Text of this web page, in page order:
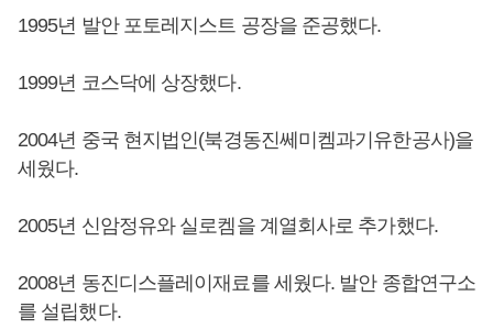
1995년 발안 포토레지스트 공장을 준공했다.
1999년 코스닥에 상장했다.
2004년 중국 현지법인(북경동진쎄미켐과기유한공사)을
세웠다.
2005년 신암정유와 실로켐을 계열회사로 추가했다.
2008년 동진디스플레이재료를 세웠다. 발안 종합연구소
를 설립했다.